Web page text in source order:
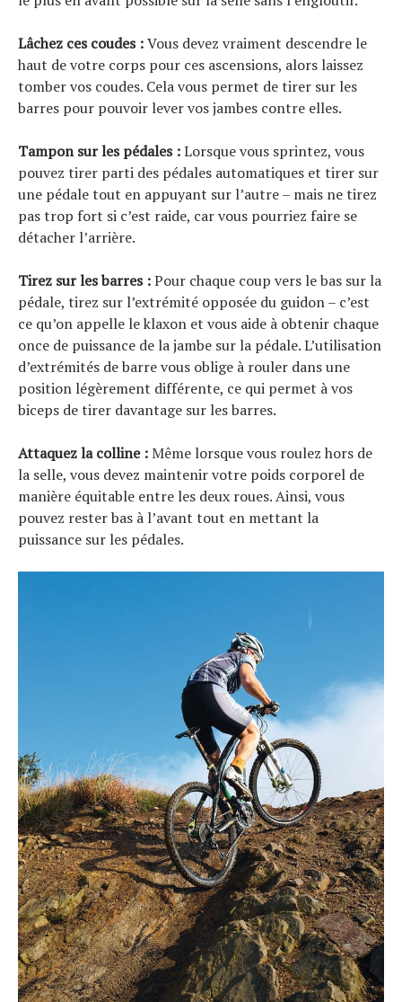
Lâchez ces coudes :Vous devez vraiment descendre le
haut de votre corps pour ces ascensions, alors laissez
tomber vos coudes. Cela vous permet de tirer sur les
barres pour pouvoir lever vos jambes contre elles.
Tampon sur les pédales :Lorsque vous sprintez, vous
pouvez tirer parti des pédales automatiques et tirer sur
une pédale tout en appuyant sur l’autre – mais ne tirez
pas trop fort si c’est raide, car vous pourriez faire se
détacher l’arrière.
Tirez sur les barres :Pour chaque coup vers le bas sur la
pédale, tirez sur l’extrémité opposée du guidon – c’est
ce qu’on appelle le klaxon et vous aide à obtenir chaque
once de puissance de la jambe sur la pédale. L’utilisation
d’extrémités de barre vous oblige à rouler dans une
position légèrement différente, ce qui permet à vos
biceps de tirer davantage sur les barres.
Attaquez la colline :Même lorsque vous roulez hors de
la selle, vous devez maintenir votre poids corporel de
manière équitable entre les deux roues. Ainsi, vous
pouvez rester bas à l’avant tout en mettant la
puissance sur les pédales.